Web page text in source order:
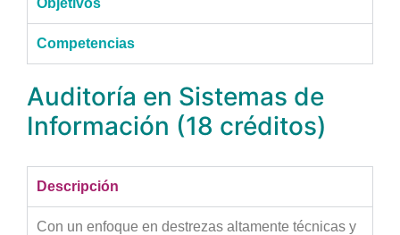
Competencias
Auditoría en Sistemas de
Información (18 créditos)
Descripción
Con un enfoque en destrezas altamente técnicas y